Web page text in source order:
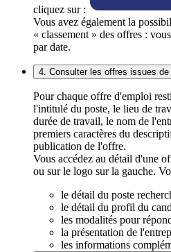
cliquez sur :
Vous avez également la
« classement » des offres :
par date.
4. Consulter les offres issues
Pour chaque offre d'emploi
l'intitulé du poste, le lieu de
durée de travail, le nom de
premiers caractères du
publication de l'offre.
Vous accédez au détail d'une
ou sur le logo sur la gauche.
le détail du poste
le détail du profil du
les modalités pour
la présentation de
les informations